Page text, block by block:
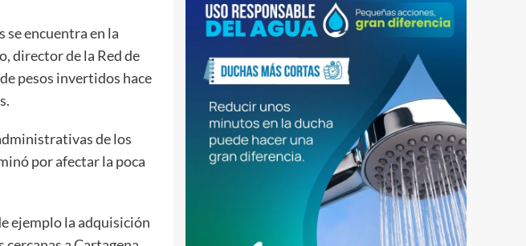
se encuentra en la
director de la Red de
pesos invertidos hace
de los
por afectar la poca
ejemplo la adquisición